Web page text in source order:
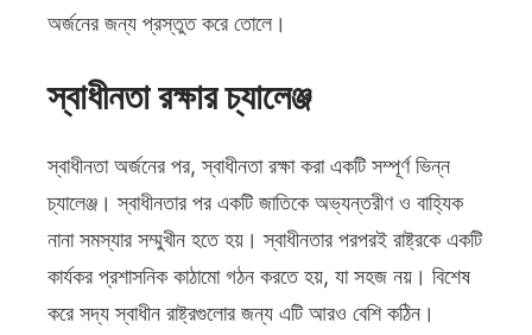
অর্জনের জন্য প্রস্তুত করে তোলে।
স্বাধীনতা রক্ষার চ্যালেঞ্জ
স্বাধীনতা অর্জনের পর, স্বাধীনতা রক্ষা করা একটি সম্পূর্ণ ভিন্ন
চ্যালেঞ্জ। স্বাধীনতার পর একটি জাতিকে অভ্যন্তরীণ ও বাহ্যিক
নানা সমস্যার সম্মুখীন হতে হয়। স্বাধীনতার পরপরই রাষ্ট্রকে একটি
কার্যকর প্রশাসনিক কাঠামো গঠন করতে হয়, যা সহজ নয়। বিশেষ
করে সদ্য স্বাধীন রাষ্ট্রগুলোর জন্য এটি আরও বেশি কঠিন।